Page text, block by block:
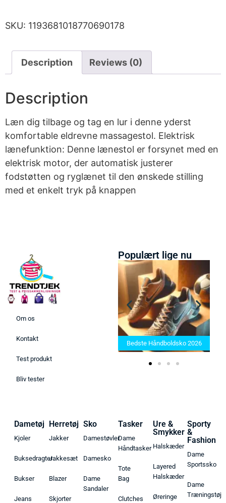
SKU: 1193681018770690178
Description Reviews (0)
Description
Læn dig tilbage og tag en lur i denne yderst
komfortable eldrevne massagestol. Elektrisk
lænefunktion: Denne lænestol er forsynet med en
elektrisk motor, der automatisk justerer
fodstøtten og ryglænet til den ønskede stilling
med et enkelt tryk på knappen
Om os
Kontakt
Test produkt
Bliv tester
Populært lige nu
Bedste Saunatæppe 2025 –
Find de bedste produkter her!
Bedste Håndboldsko 2026
Dametøj
Kjoler
Buksedragter
Bukser
Jeans
Herretøj
Jakker
Jakkesæt
Blazer
Skjorter
Sko
Damestøvler
Damesko
Dame
Sandaler
Tasker
Dame
Håndtasker
Tote
Bag
Clutches
Ure &
Smykker
Halskæder
Layered
Halskæder
Øreringe
Sporty
&
Fashion
Dame
Sportssko
Dame
Træningstøj